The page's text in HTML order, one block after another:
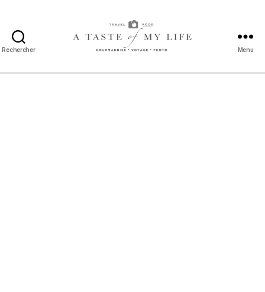
Rechercher
taste
Menu